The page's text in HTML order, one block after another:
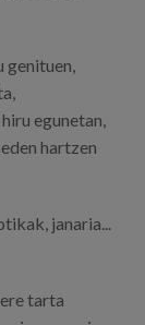
genituen,
egunetan,
hartzen
janaria...
tarta